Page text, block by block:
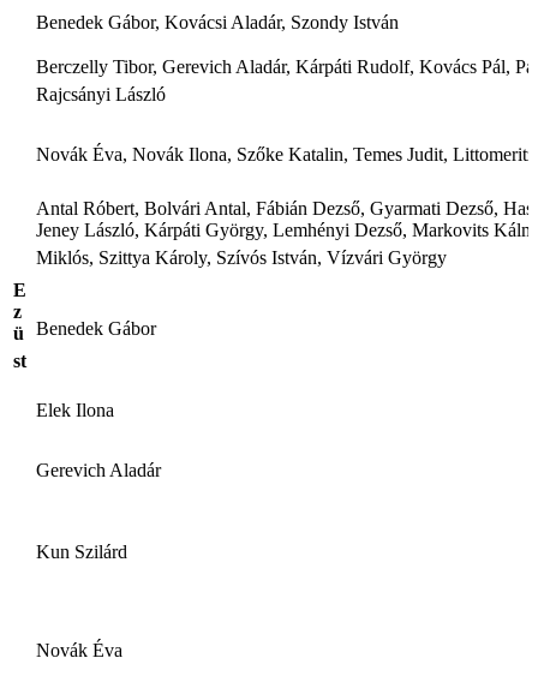
Benedek Gábor, Kovácsi Aladár, Szondy István
Berczelly Tibor, Gerevich Aladár, Kárpáti Rudolf, Kovács Pál,
Rajcsányi László
Novák Éva, Novák Ilona, Szőke Katalin, Temes Judit,
Antal Róbert, Bolvári Antal, Fábián Dezső, Gyarmati Dezső,
Jeney László, Kárpáti György, Lemhényi Dezső, Markovits
Miklós, Szittya Károly, Szívós István, Vízvári György
E
z
ü
st
Benedek Gábor
Elek Ilona
Gerevich Aladár
Kun Szilárd
Novák Éva